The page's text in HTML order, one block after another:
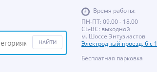
Время работы:
ПН-ПТ: 09.00 - 18.00
СБ-ВС: выходной
м. Шоссе Энтузиастов
Электродный проезд, 6 с 1
Бесплатная парковка